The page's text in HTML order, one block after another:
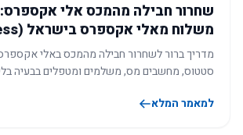
שחרור חבילה מהמכס אלי
משלוח מאלי אקספרס בישראל (Aliexpress)
מדריך ברור לשחרור חבילה מהמכס באלי
סטטוס, מחשבים מס, משלמים ומטפלים בבעיה
למאמר המלא